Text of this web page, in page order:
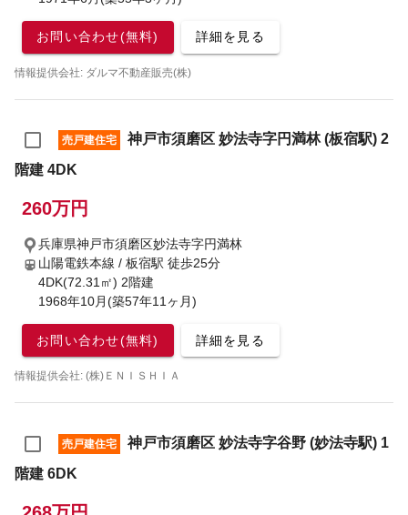
お問い合わせ(無料) 詳細を見る
情報提供会社: ダルマ不動産販売(株)
売戸建住宅
神戸市須磨区 妙法寺字円満林 (板宿駅) 2
階建 4DK
260万円
兵庫県神戸市須磨区妙法寺字円満林
山陽電鉄本線 / 板宿駅 徒歩25分
4DK(72.31㎡) 2階建
1968年10月(築57年11ヶ月)
お問い合わせ(無料) 詳細を見る
情報提供会社: (株)ＥＮＩＳＨＩＡ
売戸建住宅
神戸市須磨区 妙法寺字谷野 (妙法寺駅) 1
階建 6DK